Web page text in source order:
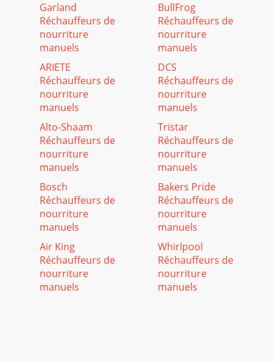
Garland
Réchauffeurs de
nourriture
manuels
ARIETE
Réchauffeurs de
nourriture
manuels
Alto-Shaam
Réchauffeurs de
nourriture
manuels
Bosch
Réchauffeurs de
nourriture
manuels
Air King
Réchauffeurs de
nourriture
manuels
BullFrog
Réchauffeurs de
nourriture
manuels
DCS
Réchauffeurs de
nourriture
manuels
Tristar
Réchauffeurs de
nourriture
manuels
Bakers Pride
Réchauffeurs de
nourriture
manuels
Whirlpool
Réchauffeurs de
nourriture
manuels